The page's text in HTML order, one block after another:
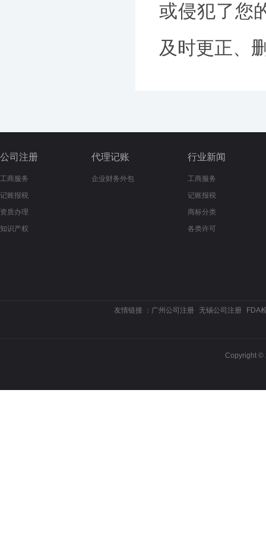
或侵犯了您
及时更正、
公司注册
工商服务
记账报税
资质办理
知识产权
代理记账
企业财务外包
行业新闻
工商服务
记账报税
商标分类
各类许可
友情链接 ： 广州公司注册 无锡公司注册 FDA
Copyright ©